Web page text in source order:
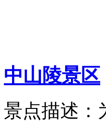
中山陵景区
景点描述：